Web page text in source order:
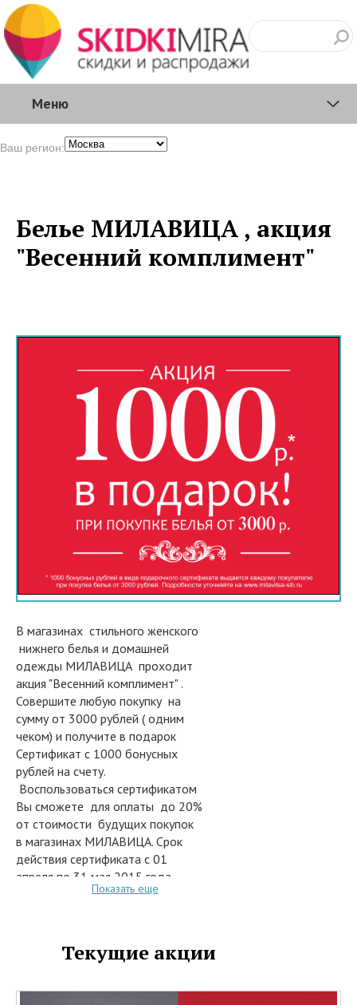
Меню
Ваш регион:
Белье МИЛАВИЦА , акция
"Весенний комплимент"
В магазинах стильного женского
нижнего белья и домашней
одежды МИЛАВИЦА проходит
акция "Весенний комплимент" .
Совершите любую покупку на
сумму от 3000 рублей ( одним
чеком) и получите в подарок
Сертификат с 1000 бонусных
рублей на счету.
Воспользоваться сертификатом
Вы сможете для оплаты до 20%
от стоимости будущих покупок
в магазинах МИЛАВИЦА. Срок
действия сертификата с 01
апреля по 31 мая 2015 года .
Приходите за выгодными
приятные скидки и подарки в
период с 01 по 31 марта 2015
Показать еще
Текущие акции